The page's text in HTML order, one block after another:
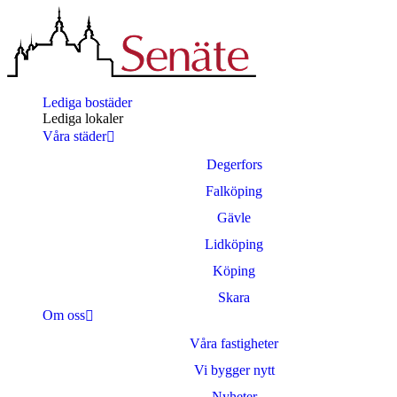
Lediga bostäder
Lediga lokaler
Våra städer
Degerfors
Falköping
Gävle
Lidköping
Köping
Skara
Om oss
Våra fastigheter
Vi bygger nytt